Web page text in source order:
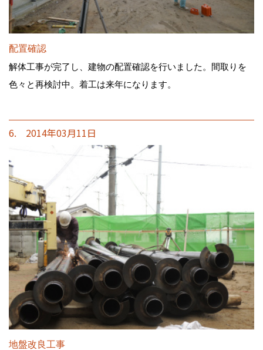
配置確認
解体工事が完了し、建物の配置確認を行いました。間取りを
色々と再検討中。着工は来年になります。
6. 2014年03月11日
地盤改良工事